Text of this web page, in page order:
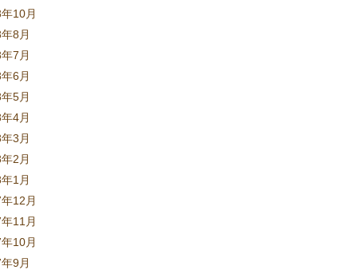
10月
8月
7月
6月
5月
4月
3月
2月
1月
12月
11月
10月
9月